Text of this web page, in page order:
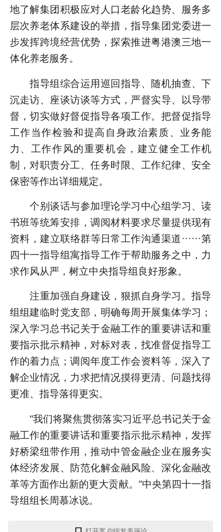
地了解集团积极应对人口老龄化趋势、服务多
层次养老体系建设的举措，指导集团党委进一
步发挥跨境经营优势，探索推进粤港澳三地一
体化养老服务。
指导组综合运用巡回指导、随机抽查、下
沉走访、座谈访谈等方式，严督实导、以导带
督，切实做好督促指导各项工作。把督促指导
工作当作检验和提高自身政治素质、业务能
力、工作作风的重要机会，建立健全工作机
制，对职责分工、任务时限、工作纪律、安全
保密等作出详细规定。
个别谈话与参加理论学习中心组学习、读
书班等统筹安排，调阅材料要求尽量提供现有
资料，建立联络群等日常工作沟通渠道……第
四十一指导组寓指导工作于帮助服务之中，力
求作风从严，树立中央指导组良好形象。
注重加强自身建设，狠抓自身学习。指导
组组建临时党支部，明确每周开展集体学习；
深入学习总书记关于金融工作的重要讲话和重
要指示批示精神，对标对表，找准督促指导工
作的着力点；调阅年度工作会资料等，深入了
解企业情况，力求把情况摸得更清、问题找得
更准、指导落得更实。
“我们将聚焦贯彻落实习近平总书记关于金
融工作的重要讲话和重要指示批示精神，发挥
好桥梁纽带作用，推动中管金融企业在服务实
体经济发展、防范化解金融风险、深化金融改
革等方面作出新的更大贡献。”中央第四十一指
导组组长周慕冰说。